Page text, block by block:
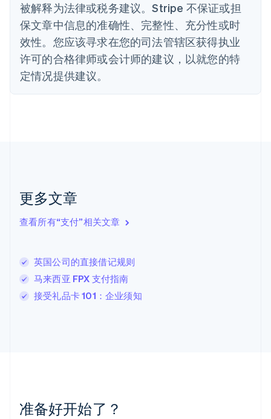
被解释为法律或税务建议。Stripe 不保证或担
保文章中信息的准确性、完整性、充分性或时
效性。您应该寻求在您的司法管辖区获得执业
许可的合格律师或会计师的建议，以就您的特
定情况提供建议。
更多文章
查看所有“支付”相关文章
英国公司的直接借记规则
马来西亚 FPX 支付指南
接受礼品卡 101：企业须知
准备好开始了？
德国
DeutschEnglish
法国
FrançaisEnglish
芬兰
EnglishSvenska
English
English
卢森堡
罗马尼亚
English
挪威